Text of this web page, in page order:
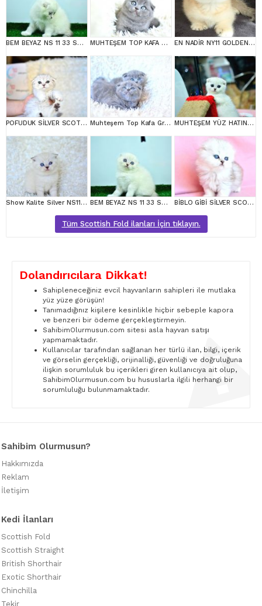
BEM BEYAZ NS 11 33 SCOTTİSH FOLD MUHTEŞEM TOP KAFA GRİ SCOTTİSH FOLD EN NADİR NY11 GOLDEN SCOTTİSH FOLD YAVRUMUZ
POFUDUK SİLVER SCOTTİSH FOLD Muhteşem Top Kafa Gri Scottish Fold MUHTEŞEM YÜZ HATINA SAHİP SİLVER SCOTTİSH FOLD
Show Kalite Silver NS1133 Scottish Fold Yavrumuz BEM BEYAZ NS 11 33 SCOTTİSH FOLD BİBLO GİBİ SİLVER SCOTTİSH FOLD LONGHAİR
Tüm Scottish Fold ilanları İçin tıklayın.
Dolandırıcılara Dikkat!
Sahipleneceğiniz evcil hayvanların sahipleri ile mutlaka
yüz yüze görüşün!
Tanımadığınız kişilere kesinlikle hiçbir sebeple kapora
ve benzeri bir ödeme gerçekleştirmeyin.
SahibimOlurmusun.com sitesi asla hayvan satışı
yapmamaktadır.
Kullanıcılar tarafından sağlanan her türlü ilan, bilgi, içerik
ve görselin gerçekliği, orijinalliği, güvenliği ve doğruluğuna
ilişkin sorumluluk bu içerikleri giren kullanıcıya ait olup,
SahibimOlurmusun.com bu hususlarla ilgili herhangi bir
sorumluluğu bulunmamaktadır.
Sahibim Olurmusun?
Hakkımızda
Reklam
İletişim
Kedi İlanları
Scottish Fold
Scottish Straight
British Shorthair
Exotic Shorthair
Chinchilla
Tekir